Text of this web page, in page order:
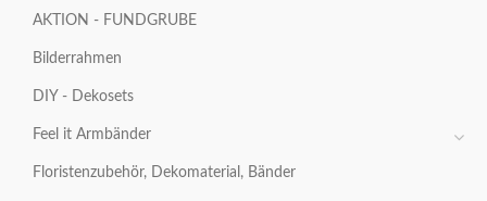
AKTION - FUNDGRUBE
Bilderrahmen
DIY - Dekosets
Feel it Armbänder
Floristenzubehör, Dekomaterial, Bänder